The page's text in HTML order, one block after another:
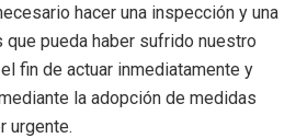
hacer una inspección y una
pueda haber sufrido nuestro
fin de actuar inmediatamente y
la adopción de medidas
urgente.